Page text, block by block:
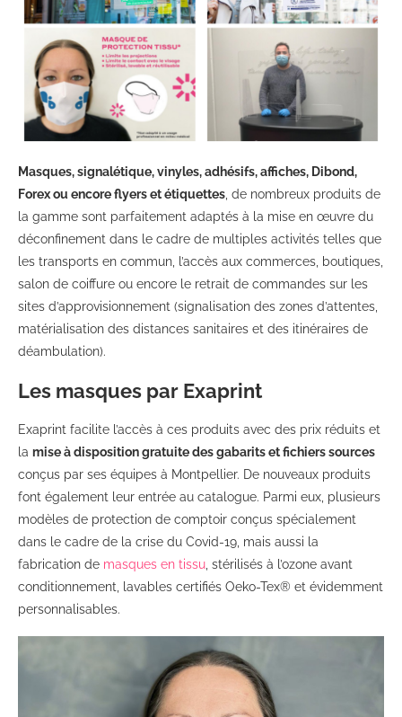
Masques, signalétique, vinyles, adhésifs, affiches, Dibond,
Forex ou encore flyers et étiquettes, de nombreux produits de
la gamme sont parfaitement adaptés à la mise en œuvre du
déconfinement dans le cadre de multiples activités telles que
les transports en commun, l’accès aux commerces, boutiques,
salon de coiffure ou encore le retrait de commandes sur les
sites d’approvisionnement (signalisation des zones d’attentes,
matérialisation des distances sanitaires et des itinéraires de
déambulation).
Les masques par Exaprint
Exaprint facilite l’accès à ces produits avec des prix réduits et
la mise à disposition gratuite des gabarits et fichiers sources
conçus par ses équipes à Montpellier. De nouveaux produits
font également leur entrée au catalogue. Parmi eux, plusieurs
modèles de protection de comptoir conçus spécialement
dans le cadre de la crise du Covid-19, mais aussi la
fabrication de masques en tissu, stérilisés à l’ozone avant
conditionnement, lavables certifiés Oeko-Tex® et évidemment
personnalisables.